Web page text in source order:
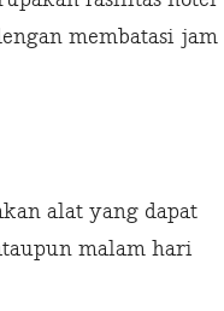
membatasi jam
alat yang dapat
malam hari